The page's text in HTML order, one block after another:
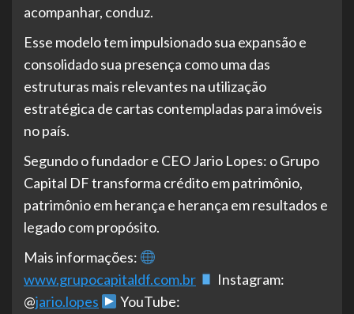
acompanhar, conduz.
Esse modelo tem impulsionado sua expansão e
consolidado sua presença como uma das
estruturas mais relevantes na utilização
estratégica de cartas contempladas para imóveis
no país.
Segundo o fundador e CEO Jario Lopes: o Grupo
Capital DF transforma crédito em patrimônio,
patrimônio em herança e herança em resultados e
legado com propósito.
Mais informações:
www.grupocapitaldf.com.br
Instagram:
@jario.lopes
YouTube: